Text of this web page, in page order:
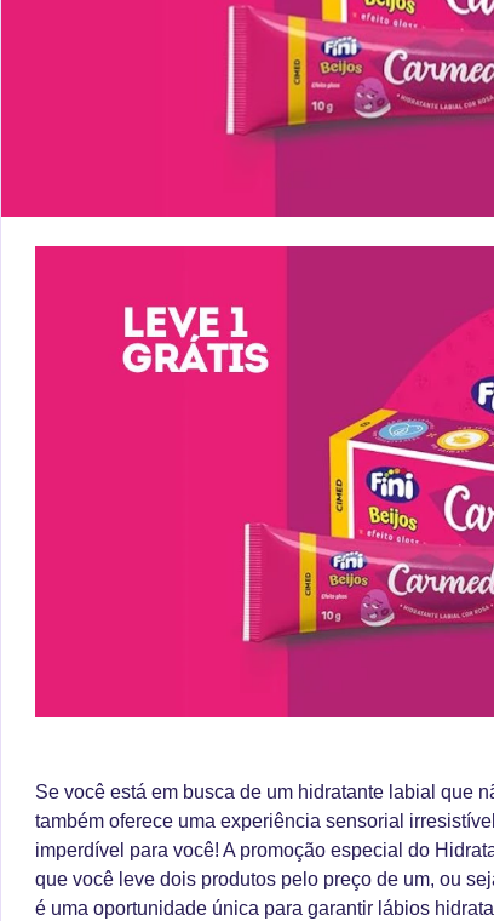
Se você está em busca de um hidratante labial que
também oferece uma experiência sensorial
imperdível para você! A promoção especial do
que você leve dois produtos pelo preço de um, ou
é uma oportunidade única para garantir lábios